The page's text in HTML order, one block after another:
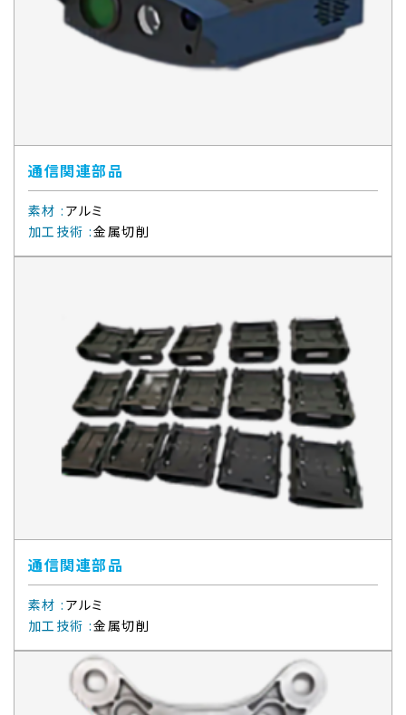
通信関連部品
素材 : アルミ
加工技術 :金属切削
通信関連部品
素材 : アルミ
加工技術 :金属切削